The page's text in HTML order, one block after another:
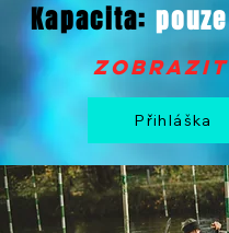
Kapacita:
zobrazit
Přihláška